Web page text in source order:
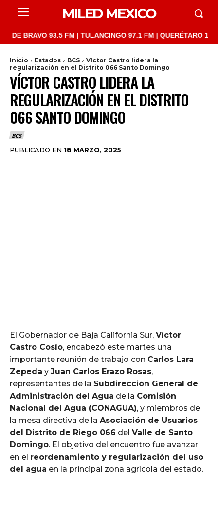
MILED MEXICO
93.5 FM | TULANCINGO 97.1 FM | QUERÉTARO 103.1
Inicio Estados BCS
Víctor Castro lidera la
regularización en el Distrito 066 Santo Domingo
VÍCTOR CASTRO LIDERA LA
REGULARIZACIÓN EN EL DISTRITO
066 SANTO DOMINGO
BCS
PUBLICADO EN 18 MARZO, 2025
El Gobernador de Baja California Sur, Víctor
Castro Cosío, encabezó este martes una
importante reunión de trabajo con Carlos Lara
Zepeda y Juan Carlos Erazo Rosas,
representantes de la Subdirección General de
Administración del Agua de la Comisión
Nacional del Agua (CONAGUA), y miembros de
la mesa directiva de la Asociación de Usuarios
del Distrito de Riego 066 del Valle de Santo
Domingo. El objetivo del encuentro fue avanzar
en el reordenamiento y regularización del uso
del agua en la principal zona agrícola del estado.